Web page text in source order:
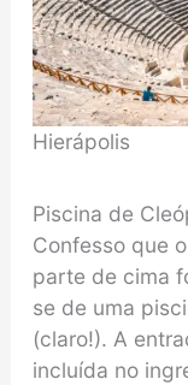
Hierápolis
Piscina de
Confesso que
parte de cima
se de uma
(claro!). A
incluída no